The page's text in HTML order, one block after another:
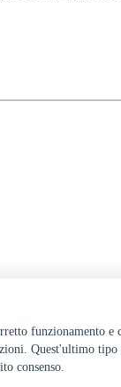
funzionamento e
Quest'ultimo tipo
consenso.